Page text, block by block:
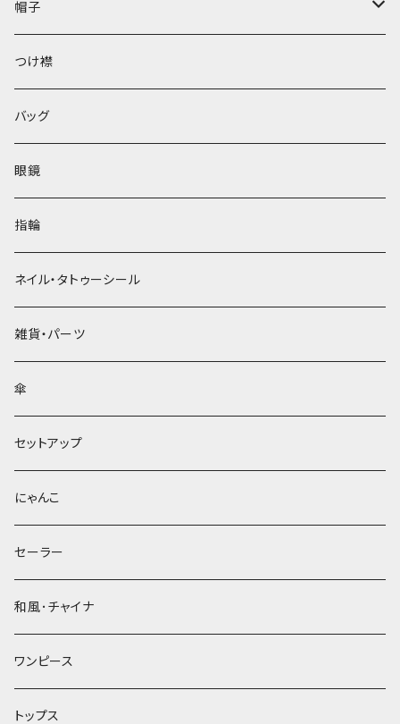
帽子
ベレー帽
つけ襟
バッグ
眼鏡
指輪
ネイル・タトゥーシール
雑貨・パーツ
傘
セットアップ
にゃんこ
セーラー
和風･チャイナ
ワンピース
トップス